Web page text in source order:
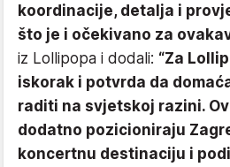
koordinacije, detalja i
što je i očekivano za
iz Lollipopa i dodali: “Za
iskorak i potvrda da
raditi na svjetskoj razini.
dodatno pozicioniraju
koncertnu destinaciju i